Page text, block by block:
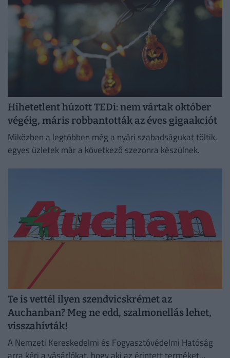
Hihetetlent húzott TEDi: nem vártak október
végéig, máris robbantották az éves gigaakciót
Miközben a legtöbben még a nyári szabadságukat töltik,
egyes üzletek már a következő szezonra készülnek.
Te is vettél ilyen szendvicskrémet az
Auchanban? Meg ne edd, szalmonellás lehet,
visszahívták!
A Nemzeti Kereskedelmi és Fogyasztóvédelmi Hatóság
arra kéri a vásárlókat, hogy aki az érintett terméket